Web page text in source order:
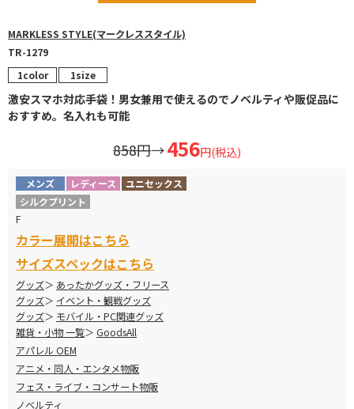
MARKLESS STYLE(マークレススタイル)
TR-1279
1color 1size
激安スマホ対応手袋！男女兼用で使えるのでノベルティや販促品に
おすすめ。名入れも可能
858円→456円(税込)
メンズ レディース
ユニセックス
シルクプリント
F
カラー展開はこちら
サイズスペックはこちら
グッズ
あったかグッズ・フリース
グッズ
イベント・観戦グッズ
グッズ
モバイル・PC関連グッズ
雑貨・小物 一覧
GoodsAll
アパレル OEM
アニメ・同人・エンタメ物販
フェス・ライブ・コンサート物販
ノベルティ